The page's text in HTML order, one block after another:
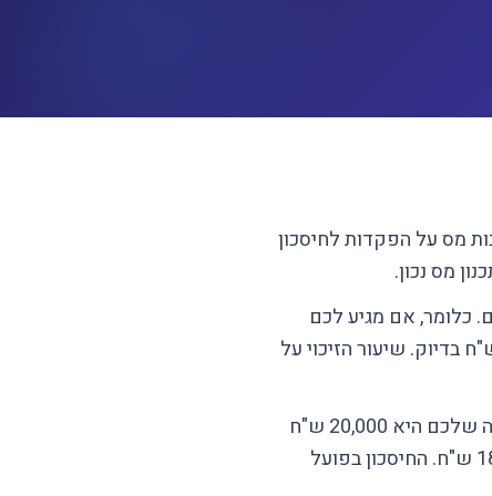
מס על הפקדות לחיסכון
מס נכון.
כלומר, אם מגיע לכם
של 1,000 ש"ח - חבות המס שלכם יורדת ב-1,000 ש"ח בדיוק. שיעור הזיכוי על
הוא הפחתה מההכנסה החייבת במס. אם ההכנסה שלכם היא 20,000 ש"ח
ומגיע לכם ניכוי של 2,000 ש"ח, תשלמו מס רק על 18,000 ש"ח. החיסכון בפועל